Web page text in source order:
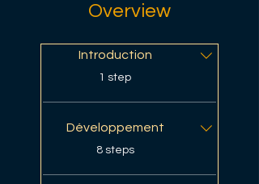
Overview
Introduction
.
1 step
Développement
.
8 steps